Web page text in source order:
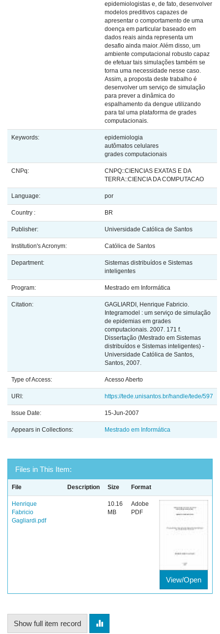
epidemiologistas e, de fato, desenvolver
modelos preditivos capazes de
apresentar o comportamento de uma
doença em particular baseado em
dados reais ainda representa um
desafio ainda maior. Além disso, um
ambiente computacional robusto capaz
de efetuar tais simulações também se
torna uma necessidade nesse caso.
Assim, a proposta deste trabalho é
desenvolver um serviço de simulação
para prever a dinâmica do
espalhamento da dengue utilizando
para tal uma plataforma de grades
computacionais.
Keywords:
epidemiologia
autômatos celulares
grades computacionais
CNPq:
CNPQ::CIENCIAS EXATAS E DA
TERRA::CIENCIA DA COMPUTACAO
Language: por
Country : BR
Publisher: Universidade Católica de Santos
Institution's Acronym: Católica de Santos
Department:
Sistemas distribuídos e Sistemas
inteligentes
Program: Mestrado em Informática
Citation:
GAGLIARDI, Henrique Fabricio.
Integramodel : um serviço de simulação
de epidemias em grades
computacionais. 2007. 171 f.
Dissertação (Mestrado em Sistemas
distribuídos e Sistemas inteligentes) -
Universidade Católica de Santos,
Santos, 2007.
Type of Access: Acesso Aberto
URI: https://tede.unisantos.br/handle/tede/597
Issue Date: 15-Jun-2007
Appears in Collections: Mestrado em Informática
Files in This Item:
File Description Size Format
Henrique
Fabricio
Gagliardi.pdf
10.16
MB
Adobe
PDF
View/Open
Show full item record